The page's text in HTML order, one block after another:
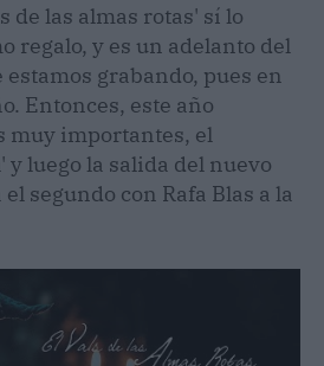
de las almas rotas' sí lo
regalo, y es un adelanto del
grabando, pues en
Entonces, este año
muy importantes, el
y luego la salida del nuevo
segundo con Rafa Blas a la